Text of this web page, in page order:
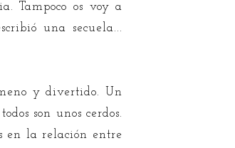
Tampoco os voy a
una secuela...
y divertido. Un
son unos cerdos.
en la relación entre